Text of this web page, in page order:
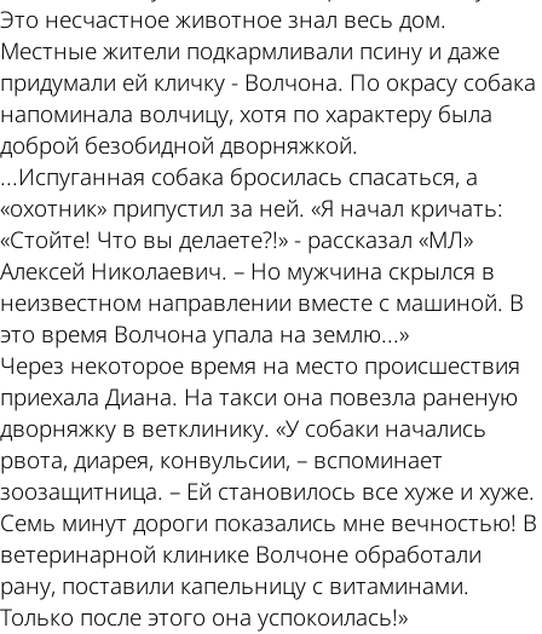
Это несчастное животное знал весь дом.
Местные жители подкармливали псину и даже
придумали ей кличку - Волчона. По окрасу собака
напоминала волчицу, хотя по характеру была
доброй безобидной дворняжкой.
...Испуганная собака бросилась спасаться, а
«охотник» припустил за ней. «Я начал кричать:
«Стойте! Что вы делаете?!» - рассказал «МЛ»
Алексей Николаевич. – Но мужчина скрылся в
неизвестном направлении вместе с машиной. В
это время Волчона упала на землю...»
Через некоторое время на место происшествия
приехала Диана. На такси она повезла раненую
дворняжку в ветклинику. «У собаки начались
рвота, диарея, конвульсии, – вспоминает
зоозащитница. – Ей становилось все хуже и хуже.
Семь минут дороги показались мне вечностью! В
ветеринарной клинике Волчоне обработали
рану, поставили капельницу с витаминами.
Только после этого она успокоилась!»